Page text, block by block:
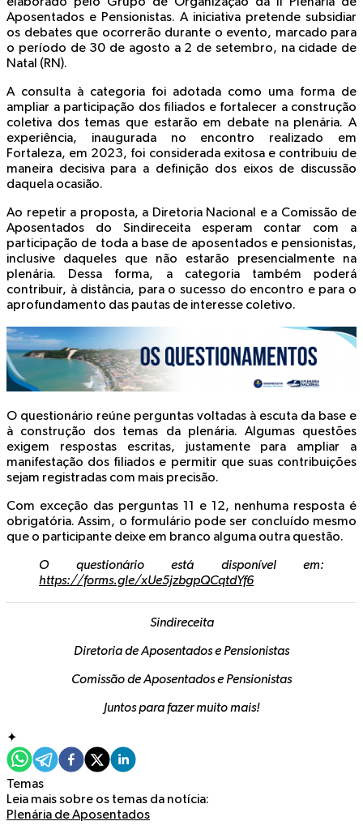
Aposentados e Pensionistas. A iniciativa pretende subsidiar
os debates que ocorrerão durante o evento, marcado para
o período de 30 de agosto a 2 de setembro, na cidade de
Natal (RN).
A consulta à categoria foi adotada como uma forma de
ampliar a participação dos filiados e fortalecer a construção
coletiva dos temas que estarão em debate na plenária. A
experiência, inaugurada no encontro realizado em
Fortaleza, em 2023, foi considerada exitosa e contribuiu de
maneira decisiva para a definição dos eixos de discussão
daquela ocasião.
Ao repetir a proposta, a Diretoria Nacional e a Comissão de
Aposentados do Sindireceita esperam contar com a
participação de toda a base de aposentados e pensionistas,
inclusive daqueles que não estarão presencialmente na
plenária. Dessa forma, a categoria também poderá
contribuir, à distância, para o sucesso do encontro e para o
aprofundamento das pautas de interesse coletivo.
O questionário reúne perguntas voltadas à escuta da base e
à construção dos temas da plenária. Algumas questões
exigem respostas escritas, justamente para ampliar a
manifestação dos filiados e permitir que suas contribuições
sejam registradas com mais precisão.
Com exceção das perguntas 11 e 12, nenhuma resposta é
obrigatória. Assim, o formulário pode ser concluído mesmo
que o participante deixe em branco alguma outra questão.
O questionário está disponível em:
https://forms.gle/xUe5jzbgpQCqtdYf6
Sindireceita
Diretoria de Aposentados e Pensionistas
Comissão de Aposentados e Pensionistas
Juntos para fazer muito mais!
✦
Temas
Leia mais sobre os temas da notícia:
Plenária de Aposentados